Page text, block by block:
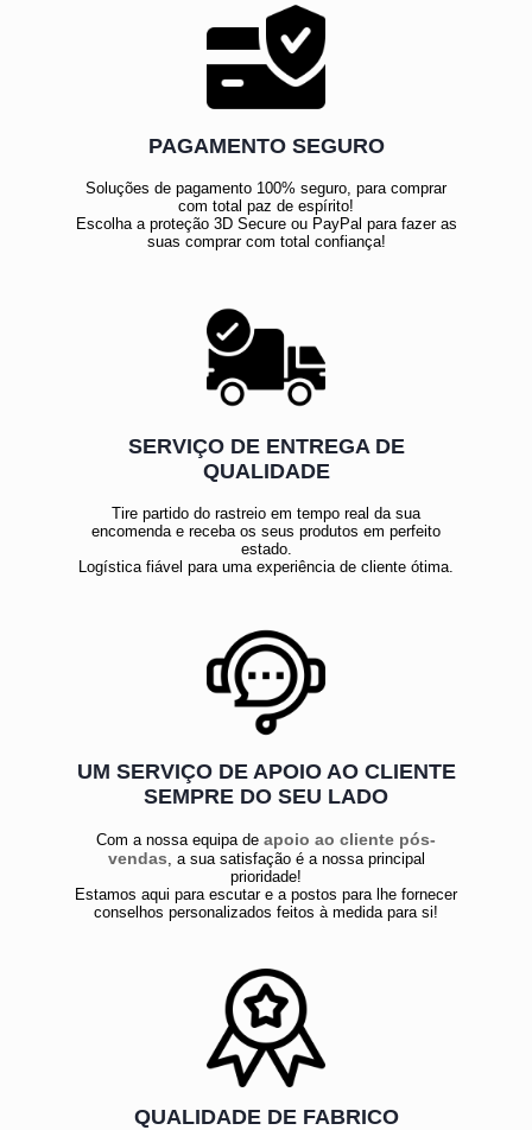
PAGAMENTO SEGURO
Soluções de pagamento 100% seguro, para comprar
com total paz de espírito!
Escolha a proteção 3D Secure ou PayPal para fazer as
suas comprar com total confiança!
SERVIÇO DE ENTREGA DE
QUALIDADE
Tire partido do rastreio em tempo real da sua
encomenda e receba os seus produtos em perfeito
estado.
Logística fiável para uma experiência de cliente ótima.
UM SERVIÇO DE APOIO AO CLIENTE
SEMPRE DO SEU LADO
Com a nossa equipa de apoio ao cliente pós-
vendas , a sua satisfação é a nossa principal
prioridade!
Estamos aqui para escutar e a postos para lhe fornecer
conselhos personalizados feitos à medida para si!
QUALIDADE DE FABRICO